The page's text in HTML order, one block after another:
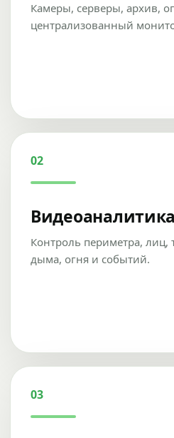
Камеры, серверы, архив,
централизованный
02
Видеоаналитика
Контроль периметра, лиц,
дыма, огня и событий.
03